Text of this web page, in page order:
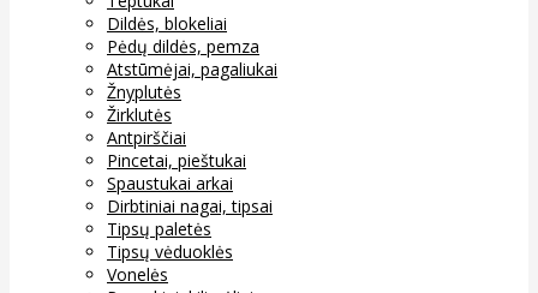
Dildės, blokeliai
Pėdų dildės, pemza
Atstūmėjai, pagaliukai
Žnyplutės
Žirklutės
Antpirščiai
Pincetai, pieštukai
Spaustukai arkai
Dirbtiniai nagai, tipsai
Tipsų paletės
Tipsų vėduoklės
Vonelės